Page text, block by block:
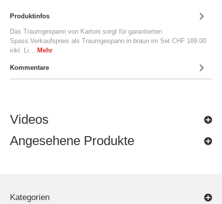
Videos
Angesehene Produkte
Produktinfos
Das Traumgespann von Kartoni sorgt für garantierten
Spass.Verkaufspreis als Traumgespann in braun im Set CHF 189.00
inkl. Li… Mehr
Kommentare
Kategorien